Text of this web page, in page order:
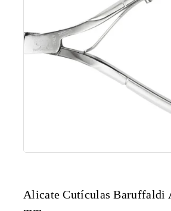
Alicate Cutículas Baruffaldi